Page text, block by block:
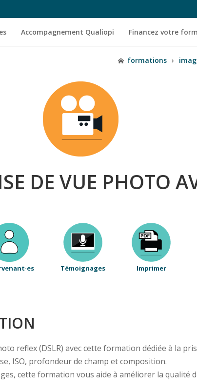
Accompagnement Qualiopi Financez votre
formations ›
DE VUE PHOTO
Témoignages Imprimer
reflex (DSLR) avec cette formation dédiée à la
ISO, profondeur de champ et composition.
cette formation vous aide à améliorer la qualité